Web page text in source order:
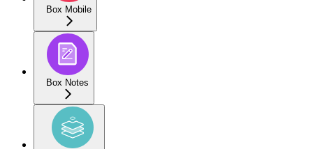
Box Mobile
Box Notes